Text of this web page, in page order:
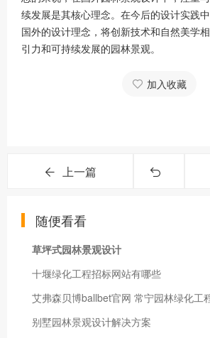
续发展是其核心理念。在今后的设计实践
国外的设计理念，将创新技术和自然美学
引力和可持续发展的园林景观。
加入收藏
上一篇
随便看看
草坪式园林景观设计
十堰绿化工程招标网站有哪些
艾弗森贝博ballbet官网 常宁园林绿化工
别墅园林景观设计解决方案